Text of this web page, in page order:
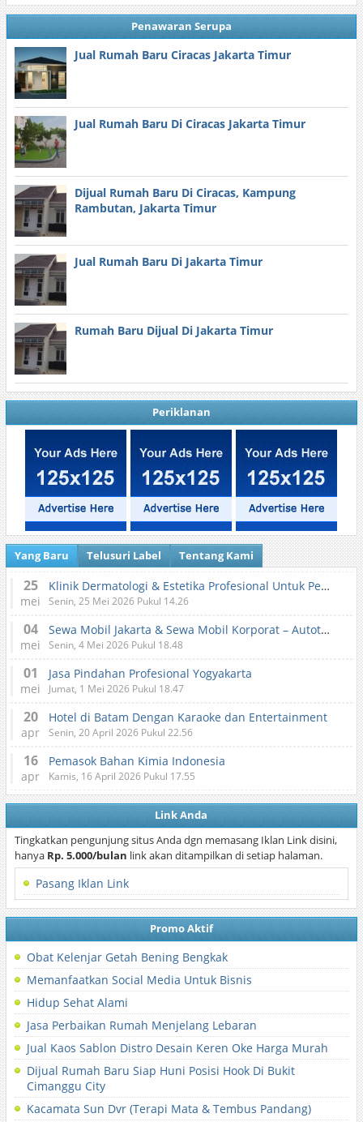
Penawaran Serupa
Jual Rumah Baru Ciracas Jakarta Timur
Jual Rumah Baru Di Ciracas Jakarta Timur
Dijual Rumah Baru Di Ciracas, Kampung
Rambutan, Jakarta Timur
Jual Rumah Baru Di Jakarta Timur
Rumah Baru Dijual Di Jakarta Timur
Periklanan
Yang Baru Telusuri Label Tentang Kami
25
mei
Klinik Dermatologi & Estetika Profesional Untuk Perawatan Kulit dan Kecantikan
Senin, 25 Mei 2026 Pukul 14.26
04
mei
Sewa Mobil Jakarta & Sewa Mobil Korporat – Autotranz Indonesia
Senin, 4 Mei 2026 Pukul 18.48
01
mei
Jasa Pindahan Profesional Yogyakarta
Jumat, 1 Mei 2026 Pukul 18.47
20
apr
Hotel di Batam Dengan Karaoke dan Entertainment
Senin, 20 April 2026 Pukul 22.56
16
apr
Pemasok Bahan Kimia Indonesia
Kamis, 16 April 2026 Pukul 17.55
Link Anda
Tingkatkan pengunjung situs Anda dgn memasang Iklan Link disini,
hanya Rp. 5.000/bulan link akan ditampilkan di setiap halaman.
Pasang Iklan Link
Promo Aktif
Obat Kelenjar Getah Bening Bengkak
Memanfaatkan Social Media Untuk Bisnis
Hidup Sehat Alami
Jasa Perbaikan Rumah Menjelang Lebaran
Jual Kaos Sablon Distro Desain Keren Oke Harga Murah
Dijual Rumah Baru Siap Huni Posisi Hook Di Bukit
Cimanggu City
Kacamata Sun Dvr (Terapi Mata & Tembus Pandang)